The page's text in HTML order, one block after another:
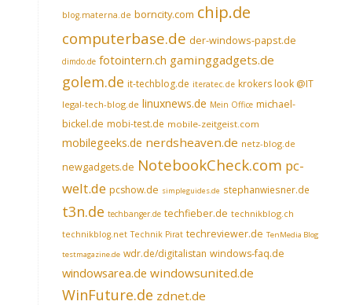
blog.materna.de borncity.com chip.de
computerbase.de der-windows-papst.de
dimdo.de fotointern.ch gaminggadgets.de
golem.de it-techblog.de iteratec.de krokers look @IT
legal-tech-blog.de linuxnews.de Mein Office michael-
bickel.de mobi-test.de mobile-zeitgeist.com
mobilegeeks.de nerdsheaven.de netz-blog.de
newgadgets.de NotebookCheck.com pc-
welt.de pcshow.de simpleguides.de stephanwiesner.de
t3n.de techbanger.de techfieber.de technikblog.ch
technikblog.net Technik Pirat techreviewer.de TenMedia Blog
testmagazine.de wdr.de/digitalistan windows-faq.de
windowsarea.de windowsunited.de
WinFuture.de zdnet.de